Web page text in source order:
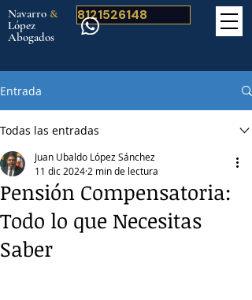
Navarro &
López
Abogados
8121526148
Entrada
Todas las entradas
Pensión Compensatoria:
Todo lo que Necesitas
Saber
Juan Ubaldo López Sánchez
11 dic 2024 2 min de lectura